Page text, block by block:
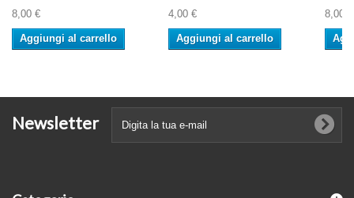
8,00 €
Aggiungi al carrello
4,00 €
Aggiungi al carrello
8,00 €
Newsletter